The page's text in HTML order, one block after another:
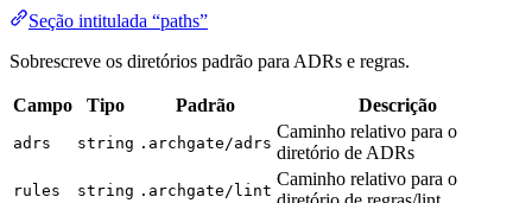
Seção intitulada “paths”
Sobrescreve os diretórios padrão para ADRs e regras.
Campo Tipo Padrão Descrição
adrs string .archgate/adrs
Caminho relativo para o
diretório de ADRs
rules string .archgate/lint
Caminho relativo para o